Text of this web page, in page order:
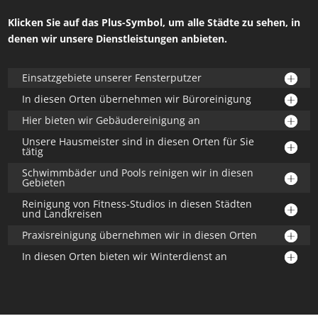
Klicken Sie auf das Plus-Symbol, um alle Städte zu sehen, in
denen wir unsere Dienstleistungen anbieten.
Einsatzgebiete unserer Fensterputzer
In diesen Orten übernehmen wir Büroreinigung
Hier bieten wir Gebäudereinigung an
Unsere Hausmeister sind in diesen Orten für Sie
tätig
Schwimmbäder und Pools reinigen wir in diesen
Gebieten
Reinigung von Fitness-Studios in diesen Städten
und Landkreisen
Praxisreinigung übernehmen wir in diesen Orten
In diesen Orten bieten wir Winterdienst an